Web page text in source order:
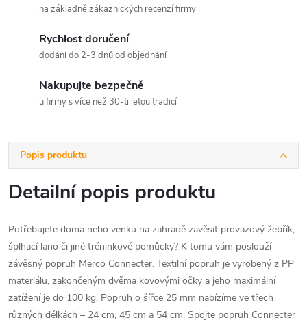
na základně zákaznických recenzí firmy
Rychlost doručení
dodání do 2-3 dnů od objednání
Nakupujte bezpečně
u firmy s více než 30-ti letou tradicí
Popis produktu
Detailní popis produktu
Potřebujete doma nebo venku na zahradě zavěsit provazový žebřík,
šplhací lano či jiné tréninkové pomůcky? K tomu vám poslouží
závěsný popruh Merco Connecter. Textilní popruh je vyrobený z PP
materiálu, zakončeným dvěma kovovými očky a jeho maximální
zatížení je do 100 kg. Popruh o šířce 25 mm nabízíme ve třech
různých délkách – 24 cm, 45 cm a 54 cm. Spojte popruh Connecter